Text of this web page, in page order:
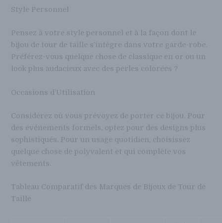
Style Personnel
Pensez à votre style personnel et à la façon dont le
bijou de tour de taille s’intègre dans votre garde-robe.
Préférez-vous quelque chose de classique en or ou un
look plus audacieux avec des perles colorées ?
Occasions d’Utilisation
Considérez où vous prévoyez de porter ce bijou. Pour
des événements formels, optez pour des designs plus
sophistiqués. Pour un usage quotidien, choisissez
quelque chose de polyvalent et qui complète vos
vêtements.
Tableau Comparatif des Marques de Bijoux de Tour de
Taille